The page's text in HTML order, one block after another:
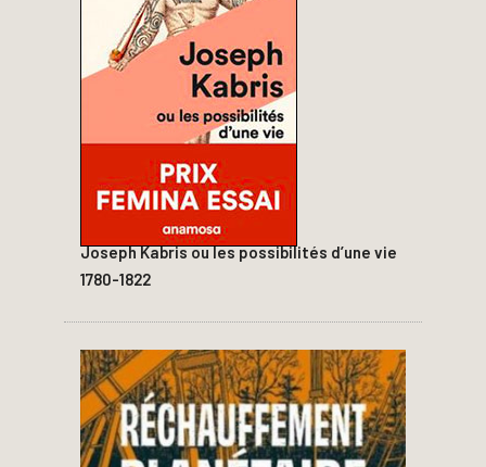
Joseph Kabris ou les possibilités d’une vie
1780-1822